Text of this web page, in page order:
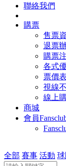
聯絡我們
購票
售票
退票
購票
各式
票價表
視線
線上
商城
會員
全部 賽事 活動 球